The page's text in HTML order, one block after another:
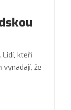
Lidí, kteří
že